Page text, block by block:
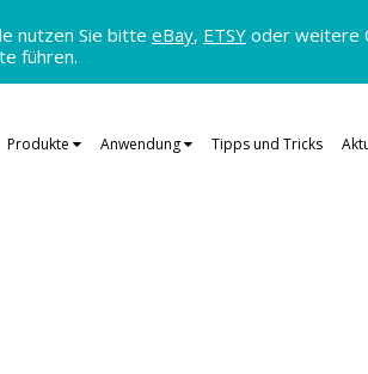
nutzen Sie bitte eBay, ETSY oder weitere
führen.
Produkte Anwendung Tipps und Tricks